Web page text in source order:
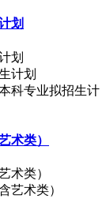
划
划
科专业拟招生计
术类）
术类）